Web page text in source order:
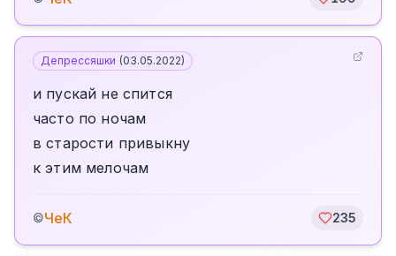
Депрессяшки (03.05.2022)
и пускай не спится
часто по ночам
в старости привыкну
к этим мелочам
©ЧеК 235